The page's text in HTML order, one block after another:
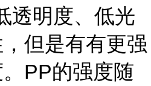
透明度、低光
但是有有更强
PP的强度随